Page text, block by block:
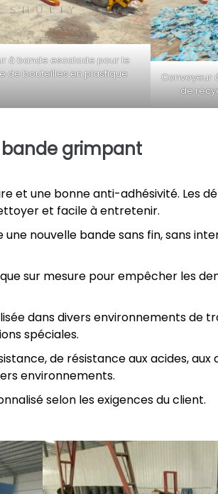
à bande escalade pour le
de bouteilles en plastique
Convoyeur
de
grimpant
et une bonne anti-adhésivité. Les
et facile à entretenir.
nouvelle bande sans fin, sans
sur mesure pour empêcher les
dans divers environnements de
spéciales.
de résistance aux acides, aux
environnements.
selon les exigences du client.